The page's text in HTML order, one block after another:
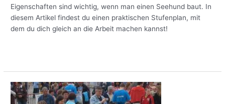
Eigenschaften sind wichtig, wenn man einen Seehund baut. In
diesem Artikel findest du einen praktischen Stufenplan, mit
dem du dich gleich an die Arbeit machen kannst!
UNICEF
Belgien